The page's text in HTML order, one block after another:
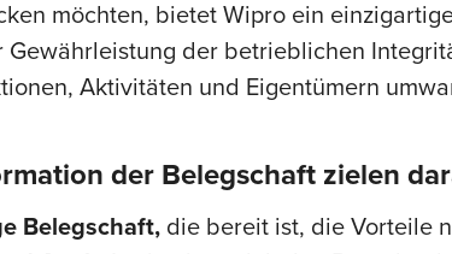
möchten, bietet Wipro ein
Gewährleistung der betrieblichen
Aktivitäten und Eigentümern
der Belegschaft zielen
Belegschaft, die bereit ist, die Vorteile